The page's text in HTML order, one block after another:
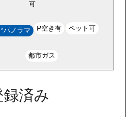
可
パノラマ P空き有 ペット可
都市ガス
録済み